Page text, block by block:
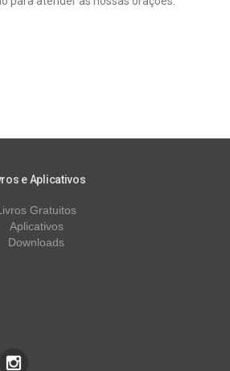
e Aplicativos
Gratuitos
Aplicativos
Downloads